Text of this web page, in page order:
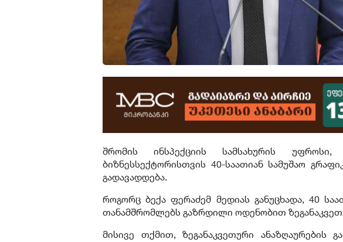
შრომის ინსპექციის სამსახურის
ბიზნესსექტორისთვის 40-საათიან სამუშაო
გადავადდება.
როგორც ბექა ფერაძემ მედიას განუცხადა, 40
თანამშრომლებს გაზრდილი ოდენობით
მისივე თქმით, ზეგანაკვეთური ანაზღაურების